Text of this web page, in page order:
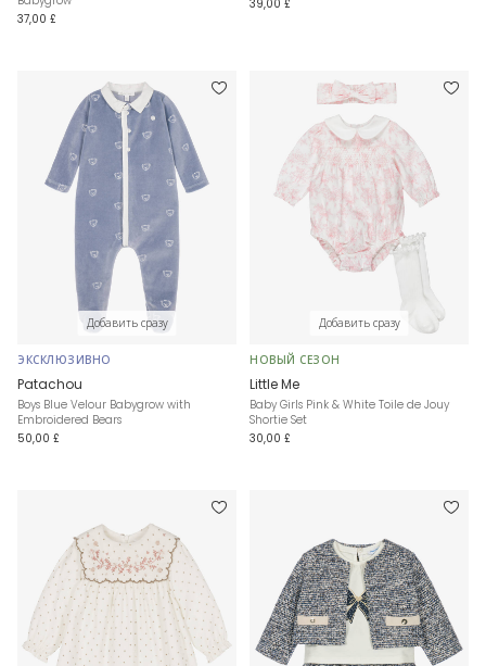
37,00 £
39,00 £
Добавить сразу
ЭКСКЛЮЗИВНО
Patachou
Boys Blue Velour Babygrow with
Embroidered Bears
50,00 £
Добавить сразу
НОВЫЙ СЕЗОН
Little Me
Baby Girls Pink & White Toile de Jouy
Shortie Set
30,00 £